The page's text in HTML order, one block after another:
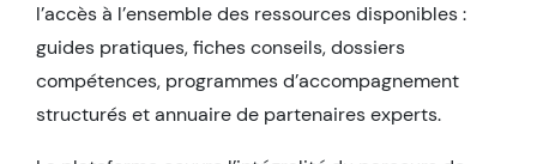
l’accès à l’ensemble des ressources disponibles :
guides pratiques, fiches conseils, dossiers
compétences, programmes d’accompagnement
structurés et annuaire de partenaires experts.